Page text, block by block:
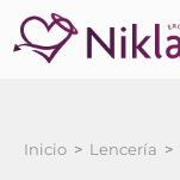
Inicio > Lencería >